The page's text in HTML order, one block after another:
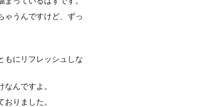
ゃうんですけど、ずっ
もにリフレッシュしな
んですよ。
りました。